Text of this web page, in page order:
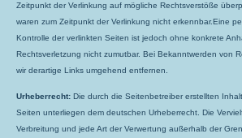
Zeitpunkt der Verlinkung auf mögliche Rechtsverstöße
waren zum Zeitpunkt der Verlinkung nicht erkennbar.Eine
Kontrolle der verlinkten Seiten ist jedoch ohne konkrete
Rechtsverletzung nicht zumutbar. Bei Bekanntwerden von
wir derartige Links umgehend entfernen.
Urheberrecht: Die durch die Seitenbetreiber erstellten
Seiten unterliegen dem deutschen Urheberrecht. Die
Verbreitung und jede Art der Verwertung außerhalb der